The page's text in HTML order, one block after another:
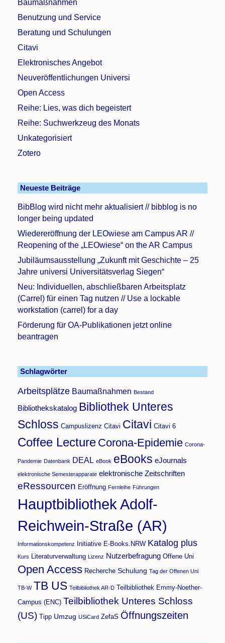
Baumaßnahmen
Benutzung und Service
Beratung und Schulungen
Citavi
Elektronisches Angebot
Neuveröffentlichungen Universi
Open Access
Reihe: Lies, was dich begeistert
Reihe: Suchwerkzeug des Monats
Unkategorisiert
Zotero
Neueste Beiträge
BibBlog wird nicht mehr aktualisiert // bibblog is no
longer being updated
Wiedereröffnung der LEOwiese am Campus AR //
Reopening of the „LEOwiese“ on the AR Campus
Jubiläumsausstellung „Zukunft mit Geschichte – 25
Jahre universi Universitätsverlag Siegen“
Neu: Individuellen, abschließbaren Arbeitsplatz
(Carrel) für einen Tag nutzen // Use a lockable
workstation (carrel) for a day
Förderung für OA-Publikationen jetzt online
beantragen
Schlagwörter
Arbeitsplätze Baumaßnahmen Bestand
Bibliothekskatalog Bibliothek Unteres
Schloss Campuslizenz Citavi Citavi Citavi 6
Coffee Lecture Corona-Epidemie Corona-
Pandemie Datenbank DEAL eBook eBooks eJournals
elektronische Semesterapparate elektronische Zeitschriften
eRessourcen Eröffnung Fernleihe Führungen
Hauptbibliothek Adolf-
Reichwein-Straße (AR)
Informationskompetenz Initiative E-Books.NRW Katalog plus
Kurs Literaturverwaltung Lizenz Nutzerbefragung Offene Uni
Open Access Recherche Schulung Tag der Offenen Uni
TB-W TB US Teilbibliothek AR-D Teilbibliothek Emmy-Noether-
Campus (ENC) Teilbibliothek Unteres Schloss
(US) Tipp Umzug USiCard ZefaS Öffnungszeiten